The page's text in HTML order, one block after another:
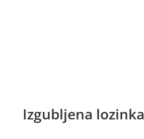
Izgubljena lozinka